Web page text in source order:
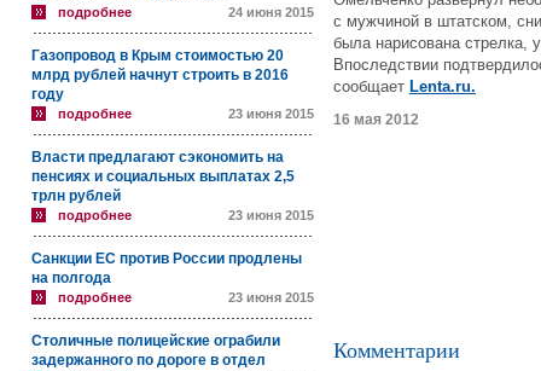
подробнее 24 июня 2015
Газопровод в Крым стоимостью 20
млрд рублей начнут строить в 2016
году
подробнее 23 июня 2015
Власти предлагают сэкономить на
пенсиях и социальных выплатах 2,5
трлн рублей
подробнее 23 июня 2015
Санкции ЕС против России продлены
на полгода
подробнее 23 июня 2015
Столичные полицейские ограбили
задержанного по дороге в отдел
с мужчиной в штатском,
была нарисована стрелка,
Впоследствии
сообщает Lenta.ru.
16 мая 2012
Комментарии